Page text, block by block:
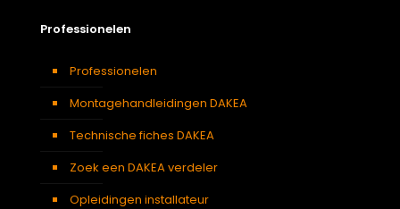
Professionelen
Professionelen
Montagehandleidingen DAKEA
Technische fiches DAKEA
Zoek een DAKEA verdeler
Opleidingen installateur